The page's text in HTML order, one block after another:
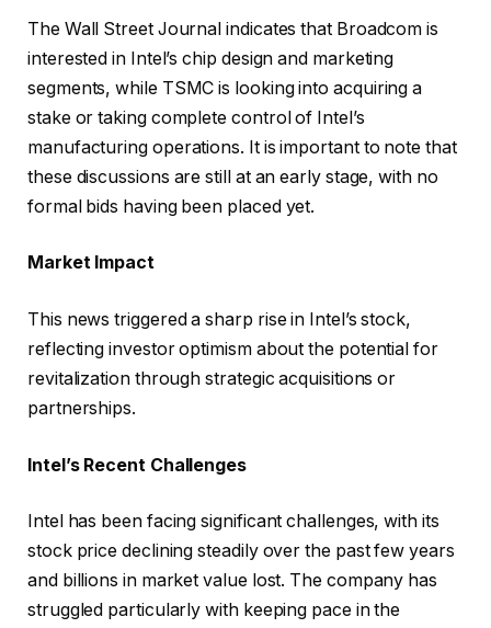
The Wall Street Journal indicates that Broadcom is
interested in Intel’s chip design and marketing
segments, while TSMC is looking into acquiring a
stake or taking complete control of Intel’s
manufacturing operations. It is important to note that
these discussions are still at an early stage, with no
formal bids having been placed yet.
Market Impact
This news triggered a sharp rise in Intel’s stock,
reflecting investor optimism about the potential for
revitalization through strategic acquisitions or
partnerships.
Intel’s Recent Challenges
Intel has been facing significant challenges, with its
stock price declining steadily over the past few years
and billions in market value lost. The company has
struggled particularly with keeping pace in the